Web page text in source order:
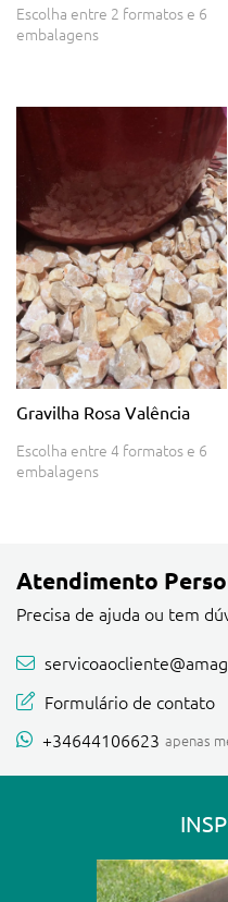
Escolha entre 2 formatos e 6
embalagens
Gravilha Rosa Valência
Escolha entre 4 formatos e 6
embalagens
Atendimento
Precisa de ajuda ou tem
Formulário de contato
+34644106623 apenas